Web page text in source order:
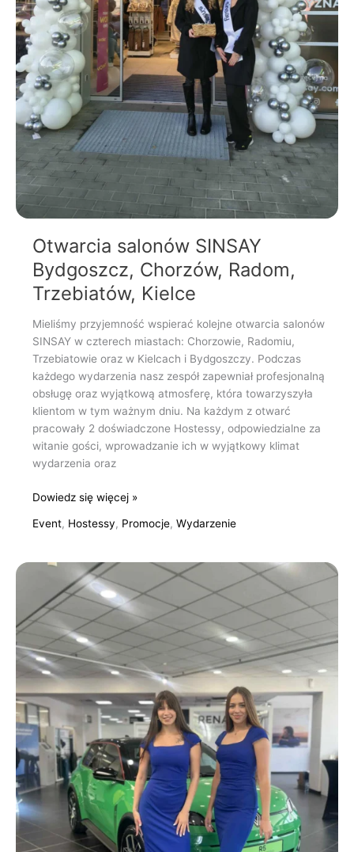
Otwarcia salonów SINSAY
Bydgoszcz, Chorzów, Radom,
Trzebiatów, Kielce
Mieliśmy przyjemność wspierać kolejne otwarcia salonów
SINSAY w czterech miastach: Chorzowie, Radomiu,
Trzebiatowie oraz w Kielcach i Bydgoszczy. Podczas
każdego wydarzenia nasz zespół zapewniał profesjonalną
obsługę oraz wyjątkową atmosferę, która towarzyszyła
klientom w tym ważnym dniu. Na każdym z otwarć
pracowały 2 doświadczone Hostessy, odpowiedzialne za
witanie gości, wprowadzanie ich w wyjątkowy klimat
wydarzenia oraz
Dowiedz się więcej »
Event, Hostessy, Promocje, Wydarzenie
Obsługa
prezentacji
Renault
Kraków,
Rzeszów